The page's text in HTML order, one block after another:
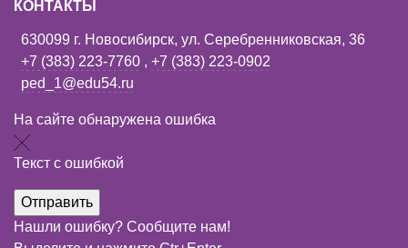
КОНТАКТЫ
630099 г. Новосибирск, ул. Серебренниковская, 36
+7 (383) 223-7760 , +7 (383) 223-0902
ped_1@edu54.ru
На сайте обнаружена ошибка
Текст с ошибкой
Нашли ошибку? Сообщите нам!